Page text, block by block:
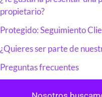
propietario?
Protegido: Seguimiento
¿Quieres ser parte de
Preguntas frecuentes